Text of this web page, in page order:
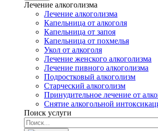
Лечение алкоголизма
Лечение алкоголизма
Капельница от алкоголя
Капельница от запоя
Капельница от похмелья
Укол от алкоголя
Лечение женского алкоголизма
Лечение пивного алкоголизма
Подростковый алкоголизм
Старческий алкоголизм
Принудительное лечение от
Снятие алкогольной
Поиск услуги